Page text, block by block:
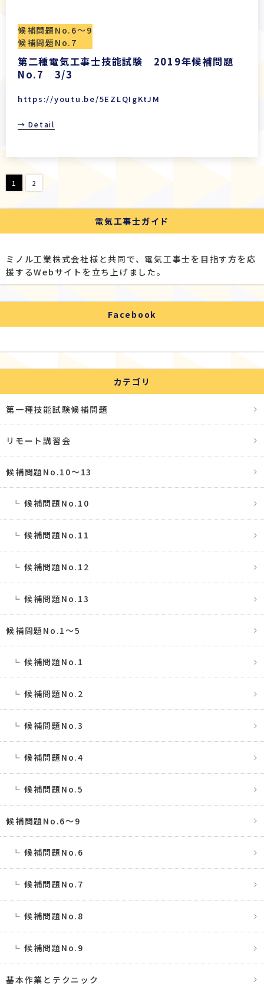
候補問題No.6〜9
候補問題No.7
第二種電気工事士技能試験 2019年候補問題
No.7 3/3
https://youtu.be/5EZLQIgKtJM
→ Detail
1 2
電気工事士ガイド
ミノル工業株式会社様と共同で、電気工事士を目指す方を応
援するWebサイトを立ち上げました。
Facebook
カテゴリ
第一種技能試験候補問題
リモート講習会
候補問題No.10〜13
候補問題No.10
候補問題No.11
候補問題No.12
候補問題No.13
候補問題No.1〜5
候補問題No.1
候補問題No.2
候補問題No.3
候補問題No.4
候補問題No.5
候補問題No.6〜9
候補問題No.6
候補問題No.7
候補問題No.8
候補問題No.9
基本作業とテクニック